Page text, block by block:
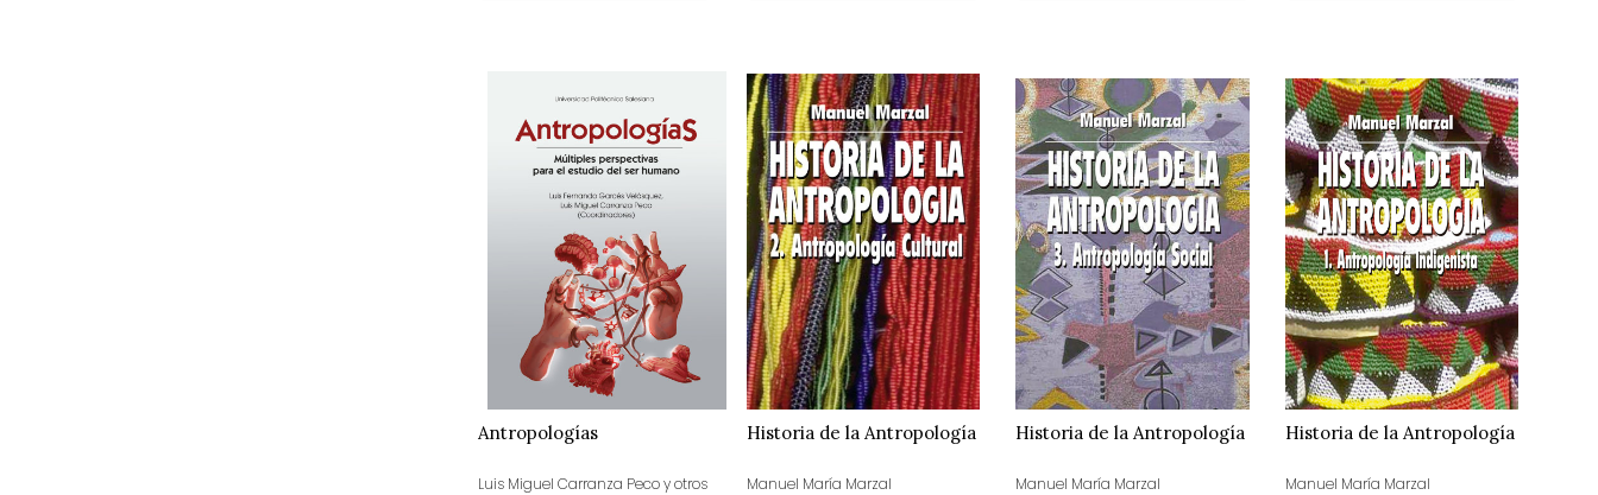
Antropologías
Luis Miguel Carranza Peco y otros
Historia de la Antropología
Manuel María Marzal
Historia de la Antropología
Manuel María Marzal
Historia de la Antropología
Manuel María Marzal